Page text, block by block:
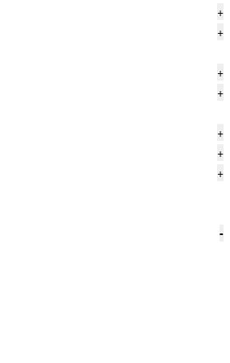
+
+
+
+
+
+
+
-